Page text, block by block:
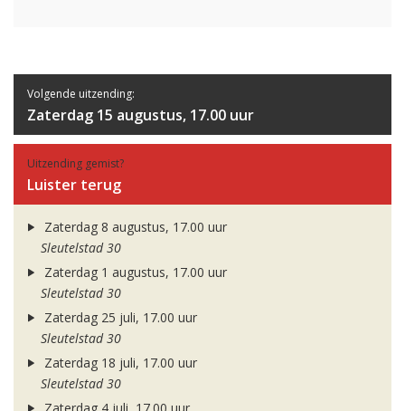
Volgende uitzending:
Zaterdag 15 augustus, 17.00 uur
Uitzending gemist?
Luister terug
Zaterdag 8 augustus, 17.00 uur
Sleutelstad 30
Zaterdag 1 augustus, 17.00 uur
Sleutelstad 30
Zaterdag 25 juli, 17.00 uur
Sleutelstad 30
Zaterdag 18 juli, 17.00 uur
Sleutelstad 30